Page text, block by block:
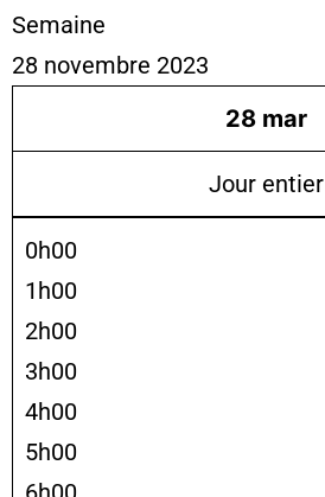
Semaine
28 novembre 2023
28 mar
Jour entier
0h00
1h00
2h00
3h00
4h00
5h00